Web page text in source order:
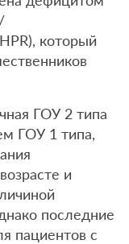
который
ГОУ 2 типа
ГОУ 1 типа,
и
последние
пациентов с